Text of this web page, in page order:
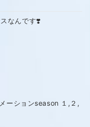
なんです❣️
ーションseason １,２,